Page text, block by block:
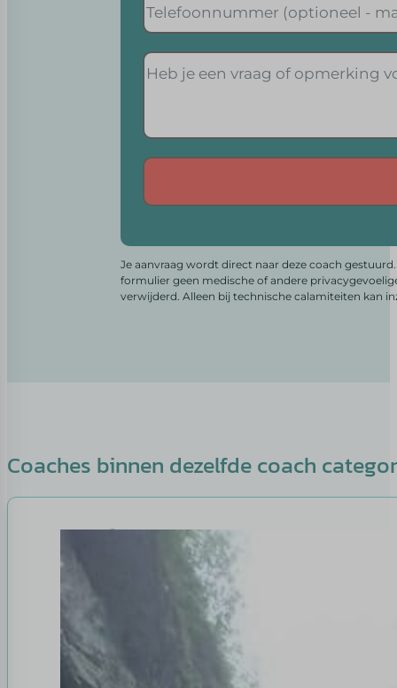
Je aanvraag wordt direct naar deze coach
formulier geen medische of andere
verwijderd. Alleen bij technische calamiteiten kan
Coaches binnen dezelfde coach